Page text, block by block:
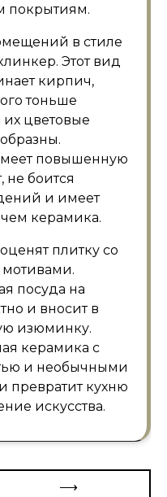
покрытиям.
в стиле
Этот вид
кирпич,
тоньше
их цветовые
повышенную
не боится
и имеет
керамика.
плитку со
посуда на
и вносит в
изюминку.
керамика с
и необычными
превратит кухню
искусства.
⟶